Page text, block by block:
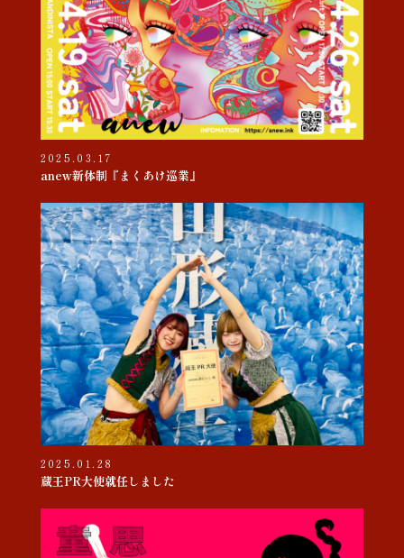
2025.03.17
anew新体制『まくあけ巡業』
2025.01.28
蔵王PR大使就任しました